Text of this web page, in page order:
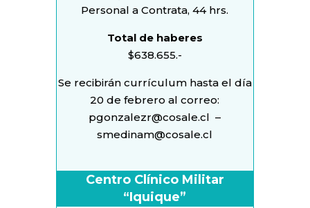
Personal a Contrata, 44 hrs.
Total de haberes
$638.655.-
Se recibirán currículum hasta el día
20 de febrero al correo:
pgonzalezr@cosale.cl –
smedinam@cosale.cl
Centro Clínico Militar
“Iquique”